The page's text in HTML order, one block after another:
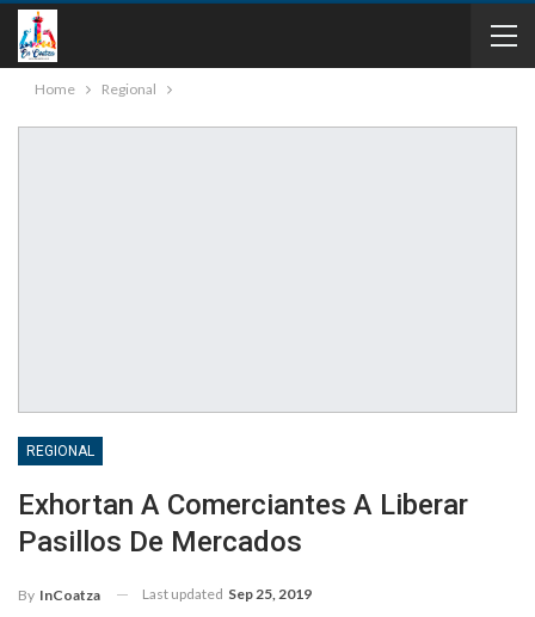
Home Regional
REGIONAL
Exhortan A Comerciantes A Liberar
Pasillos De Mercados
By InCoatza Last updated Sep 25, 2019